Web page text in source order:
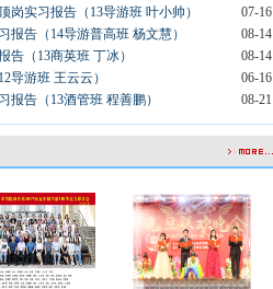
岗实习报告（13导游班 叶小帅）
07-16
报告（14导游普高班 杨文慧）
08-14
告（13商英班 丁冰）
08-14
导游班 王云云）
06-16
报告（13酒管班 程善鹏）
08-21